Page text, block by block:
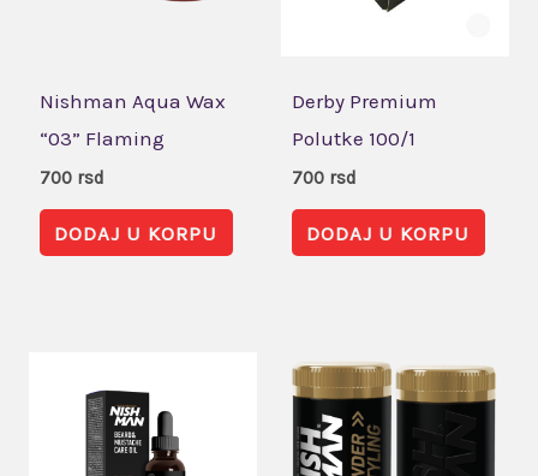
Nishman Aqua Wax
“03” Flaming
700 rsd
DODAJ U KORPU
Derby Premium
Polutke 100/1
700 rsd
DODAJ U KORPU